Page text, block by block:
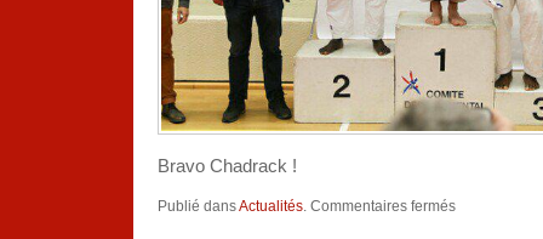
Bravo Chadrack !
Publié dansActualités Commentaires ferméssur